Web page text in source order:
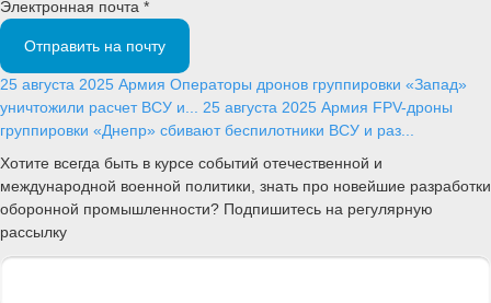
Электронная почта *
Отправить на почту
25 августа 2025 Армия Операторы дронов группировки «Запад»
уничтожили расчет ВСУ и... 25 августа 2025 Армия FPV-дроны
группировки «Днепр» сбивают беспилотники ВСУ и раз...
Хотите всегда быть в курсе событий отечественной и
международной военной политики, знать про новейшие разработки
оборонной промышленности? Подпишитесь на регулярную
рассылку